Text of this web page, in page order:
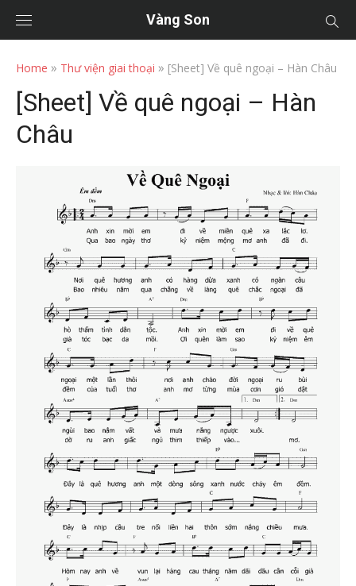
Vàng Son
Home » Thư viện giai thoại » [Sheet] Về quê ngoại – Hàn Châu
[Sheet] Về quê ngoại – Hàn
Châu